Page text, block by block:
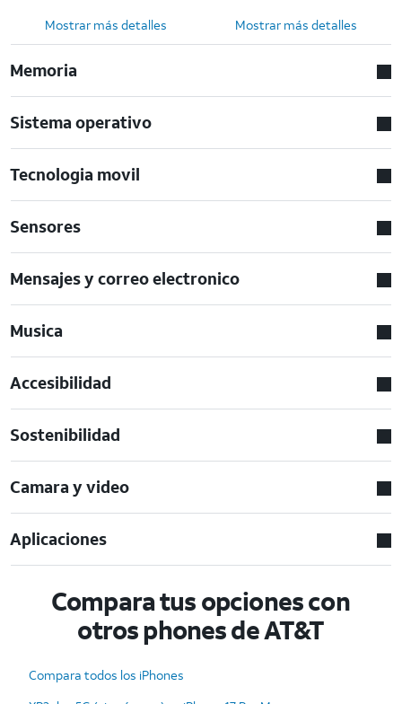
Mostrar más detalles Mostrar más detalles
Memoria
Sistema operativo
Tecnologia movil
Sensores
Mensajes y correo electronico
Musica
Accesibilidad
Sostenibilidad
Camara y video
Aplicaciones
Compara tus opciones con
otros phones de AT&T
Compara todos los iPhones